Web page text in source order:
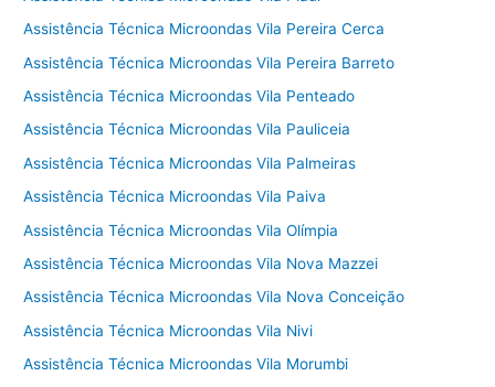
Assistência Técnica Microondas Vila Pereira Cerca
Assistência Técnica Microondas Vila Pereira Barreto
Assistência Técnica Microondas Vila Penteado
Assistência Técnica Microondas Vila Pauliceia
Assistência Técnica Microondas Vila Palmeiras
Assistência Técnica Microondas Vila Paiva
Assistência Técnica Microondas Vila Olímpia
Assistência Técnica Microondas Vila Nova Mazzei
Assistência Técnica Microondas Vila Nova Conceição
Assistência Técnica Microondas Vila Nivi
Assistência Técnica Microondas Vila Morumbi